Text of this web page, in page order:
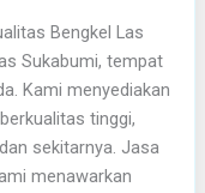
Bengkel Las
Sukabumi, tempat
Kami menyediakan
tinggi,
sekitarnya. Jasa
menawarkan